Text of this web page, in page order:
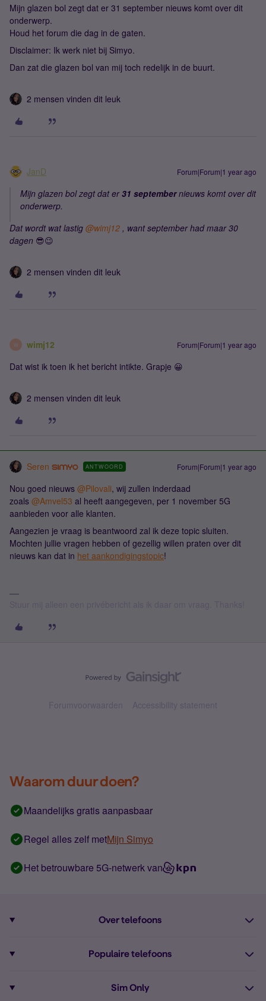
Mijn glazen bol zegt dat er 31 september nieuws komt over dit
onderwerp.
Houd het forum die dag in de gaten.
Disclaimer: Ik werk niet bij Simyo.
Dan zat die glazen bol van mij toch redelijk in de buurt.
2 mensen vinden dit leuk
JanD Forum|Forum|1 year ago
Mijn glazen bol zegt dat er31 septembernieuws komt over dit
onderwerp.
Dat wordt wat lastig @wimj12 , want september had maar 30
dagen 😎😉
2 mensen vinden dit leuk
W wimj12 Forum|Forum|1 year ago
Dat wist ik toen ik het bericht intikte. Grapje 😀
2 mensen vinden dit leuk
Seren ANTWOORD Forum|Forum|1 year ago
Nou goed nieuws @Pilovali, wij zullen inderdaad
zoals @Amvel53 al heeft aangegeven, per 1 november 5G
aanbieden voor alle klanten.
Aangezien je vraag is beantwoord zal ik deze topic sluiten.
Mochten jullie vragen hebben of gezellig willen praten over dit
nieuws kan dat in het aankondigingstopic!
Forumvoorwaarden Accessibility statement
Waarom duur doen?
Maandelijks gratis aanpasbaar
Regel alles zelf metMijn Simyo
Het betrouwbare 5G-netwerk van
Over telefoons
Alle telefoons
Populaire telefoons
Sim Only